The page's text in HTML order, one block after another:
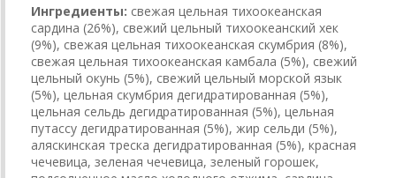
Ингредиенты: свежая цельная тихоокеанская
сардина (26%), свежий цельный тихоокеанский хек
(9%), свежая цельная тихоокеанская скумбрия (8%),
свежая цельная тихоокеанская камбала (5%), свежий
цельный окунь (5%), свежий цельный морской язык
(5%), цельная скумбрия дегидратированная (5%),
цельная сельдь дегидратированная (5%), цельная
путассу дегидратированная (5%), жир сельди (5%),
аляскинская треска дегидратированная (5%), красная
чечевица, зеленая чечевица, зеленый горошек,